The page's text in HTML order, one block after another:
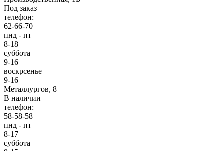
Под заказ
телефон:
62-66-70
пнд - пт
8-18
суббота
9-16
воскрсенье
9-16
Металлургов, 8
В наличии
телефон:
58-58-58
пнд - пт
8-17
суббота